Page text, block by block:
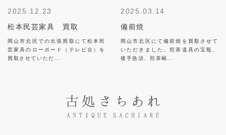
2025.12.23
松本民芸家具 買取
岡山市北区での出張買取にて松本民
芸家具のローボード（テレビ台）を
買取させていただ...
2025.03.14
備前焼
岡山市北区にて備前焼を買取させて
いただきました。煎茶道具の宝瓶、
後手急須、煎茶碗...